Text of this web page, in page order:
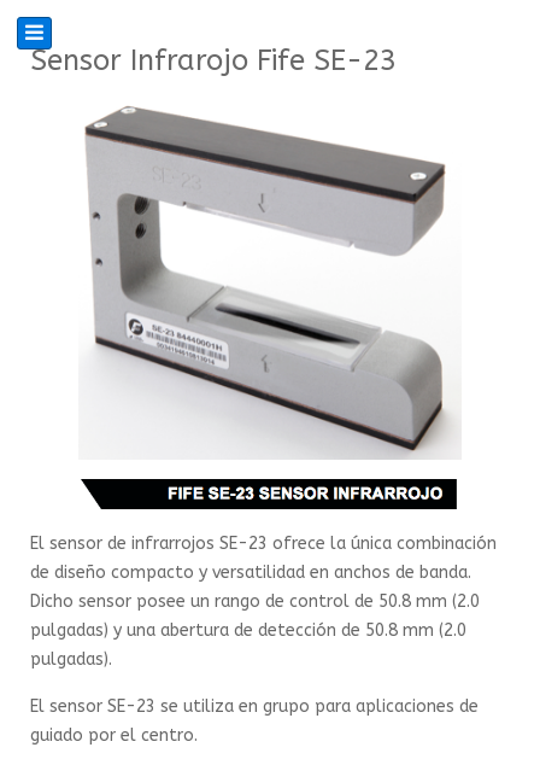
Sensor Infrarojo Fife SE-23
El sensor de infrarrojos SE-23 ofrece la única combinación
de diseño compacto y versatilidad en anchos de banda.
Dicho sensor posee un rango de control de 50.8 mm (2.0
pulgadas) y una abertura de detección de 50.8 mm (2.0
pulgadas).
El sensor SE-23 se utiliza en grupo para aplicaciones de
guiado por el centro.